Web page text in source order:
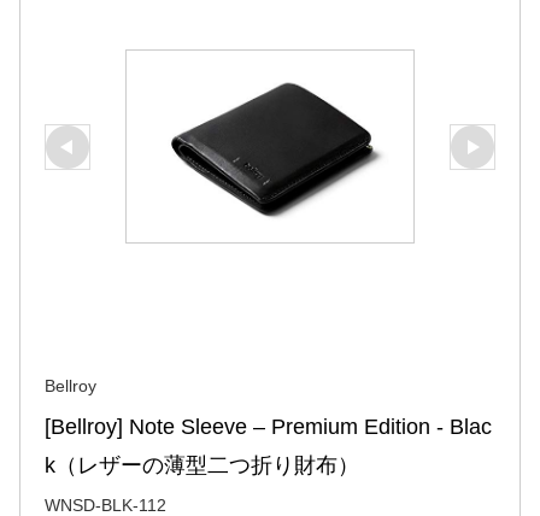
Bellroy
[Bellroy] Note Sleeve – Premium Edition - Blac
k（レザーの薄型二つ折り財布）
WNSD-BLK-112